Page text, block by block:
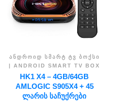
ᲐᲜᲓᲠᲝᲘᲓ ᲡᲛᲐᲠᲢ ᲢᲕ ᲑᲝᲥᲡᲘ
| ANDROID SMART TV BOX
HK1 X4 – 4GB/64GB
AMLOGIC S905X4 + 45
ᲚᲐᲠᲘᲡ ᲡᲐᲩᲣᲥᲠᲔᲑᲘ